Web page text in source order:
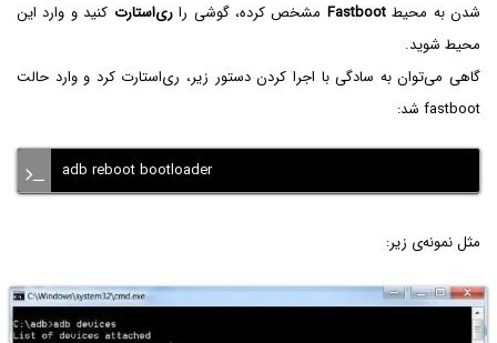
شدن به محیطFastboot مشخص کرده، گوشی راری‌استارت کنید و وارد این
محیط شوید.
گاهی می‌توان به سادگی با اجرا کردن دستور زیر، ری‌استارت کرد و وارد حالت
fastboot شد:
adb reboot bootloader
مثل نمونه‌ی زیر: